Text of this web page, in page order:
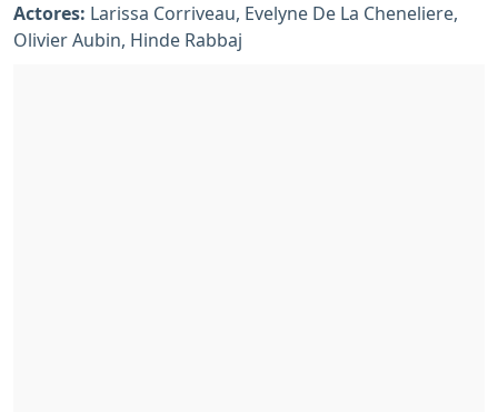
Actores: Larissa Corriveau, Evelyne De La Cheneliere,
Olivier Aubin, Hinde Rabbaj